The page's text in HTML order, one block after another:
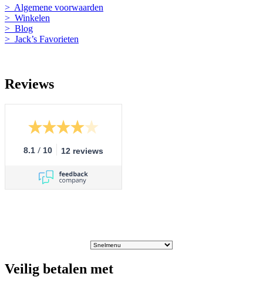
> Algemene voorwaarden
> Winkelen
> Blog
> Jack’s Favorieten
Reviews
8.1 / 10 12 reviews
Veilig betalen met